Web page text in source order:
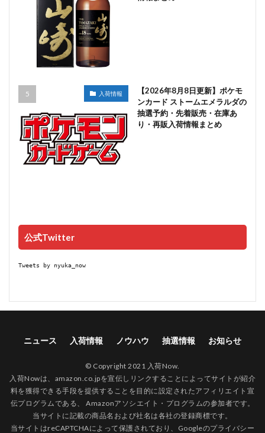
入荷情報
【2026年8月8日更新】ポケモ
ンカード ストームエメラルダの
抽選予約・先着販売・在庫あ
り・再販入荷情報まとめ
公式Twitter
Tweets by nyuka_now
ニュース 入荷情報 ノウハウ 抽選情報 お知らせ
© Copyright 2021 入荷Now.
入荷Nowは、amazon.co.jpを宣伝しリンクすることによってサイトが紹介
料を獲得できる手段を提供することを目的に設定されたアフィリエイト宣
伝プログラムである、 Amazonアソシエイト・プログラムの参加者です。
当サイトに記載の商品名および社名は各社の登録商標です。
当サイトはreCAPTCHAによって保護されており、Googleのプライバシー